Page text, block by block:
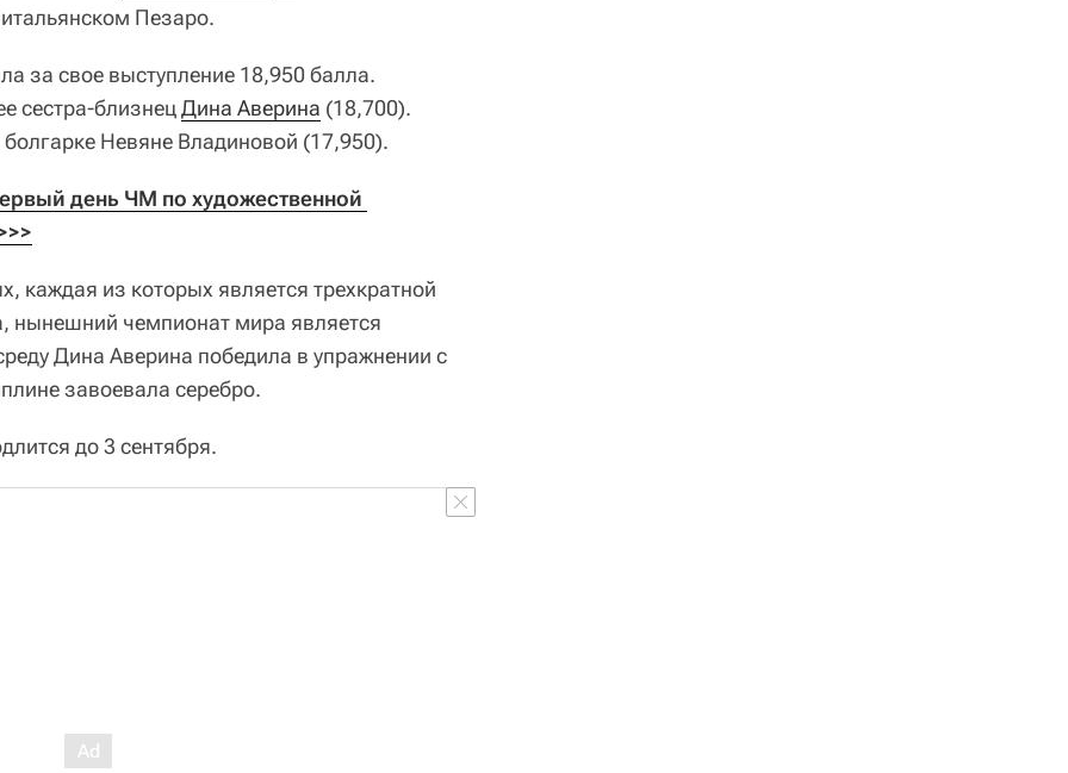
Пезаро.
за свое выступление 18,950 балла.
сестра-близнецДина Аверина (18,700).
Невяне Владиновой (17,950).
день ЧМ по художественной
каждая из которых является трехкратной
нынешний чемпионат мира является
Дина Аверина победила в упражнении с
завоевала серебро.
до 3 сентября.